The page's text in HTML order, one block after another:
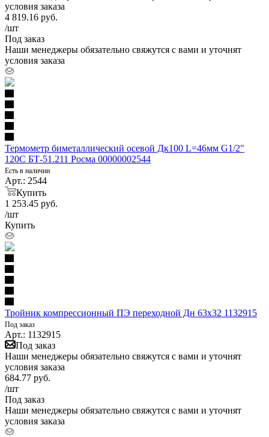
условия заказа
4 819.16 руб.
/шт
Под заказ
Наши менеджеры обязательно свяжутся с вами и уточнят
условия заказа
Термометр биметаллический осевой Дк100 L=46мм G1/2"
120С БТ-51.211 Росма 00000002544
Есть в наличии
Арт.: 2544
Купить
1 253.45 руб.
/шт
Купить
Тройник компрессионный ПЭ переходной Дн 63х32 1132915
Под заказ
Арт.: 1132915
Под заказ
Наши менеджеры обязательно свяжутся с вами и уточнят
условия заказа
684.77 руб.
/шт
Под заказ
Наши менеджеры обязательно свяжутся с вами и уточнят
условия заказа